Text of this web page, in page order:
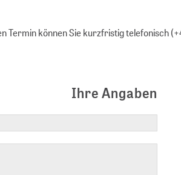
Termin können Sie kurzfristig telefonisch
Ihre Angaben